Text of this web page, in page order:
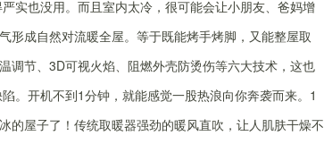
实也没用。而且室内太冷，很可能会让小朋友、爸妈增
形成自然对流暖全屋。等于既能烤手烤脚，又能整屋取
调节、3D可视火焰、阻燃外壳防烫伤等六大技术，这也
。开机不到1分钟，就能感觉一股热浪向你奔袭而来。1
的屋子了！传统取暖器强劲的暖风直吹，让人肌肤干燥不